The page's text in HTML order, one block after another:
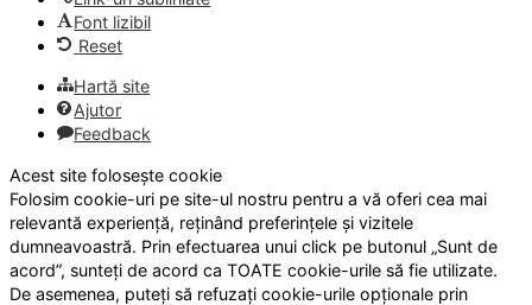
Font lizibil
Reset
Hartă site
Ajutor
Feedback
Acest site folosește cookie
Folosim cookie-uri pe site-ul nostru pentru a vă oferi cea mai
relevantă experiență, reținând preferințele și vizitele
dumneavoastră. Prin efectuarea unui click pe butonul „Sunt de
acord”, sunteți de acord ca TOATE cookie-urile să fie utilizate.
De asemenea, puteți să refuzați cookie-urile opționale prin